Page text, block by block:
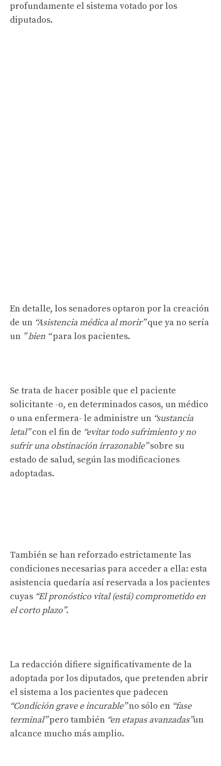
profundamente el sistema votado por los
diputados.
En detalle, los senadores optaron por la creación
de un “Asistencia médica al morir”que ya no sería
un ” bien “para los pacientes.
Se trata de hacer posible que el paciente
solicitante -o, en determinados casos, un médico
o una enfermera- le administre un “sustancia
letal”con el fin de “evitar todo sufrimiento y no
sufrir una obstinación irrazonable”sobre su
estado de salud, según las modificaciones
adoptadas.
También se han reforzado estrictamente las
condiciones necesarias para acceder a ella: esta
asistencia quedaría así reservada a los pacientes
cuyas “El pronóstico vital (está) comprometido en
el corto plazo”.
La redacción difiere significativamente de la
adoptada por los diputados, que pretenden abrir
el sistema a los pacientes que padecen
“Condición grave e incurable”no sólo en “fase
terminal”pero también “en etapas avanzadas”un
alcance mucho más amplio.